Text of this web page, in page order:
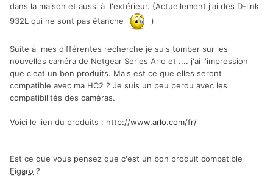
dans la maison et aussi à l'extérieur. (Actuellement j'ai des D-link
932L qui ne sont pas étanche
)
Suite à mes différentes recherche je suis tomber sur les
nouvelles caméra de Netgear Series Arlo et .... j'ai l'impression
que c'eat un bon produits. Mais est ce que elles seront
compatible avec ma HC2 ? Je suis un peu perdu avec les
compatibilités des caméras.
Voici le lien du produits : http://www.arlo.com/fr/
Est ce que vous pensez que c'est un bon produit compatible
Figaro ?